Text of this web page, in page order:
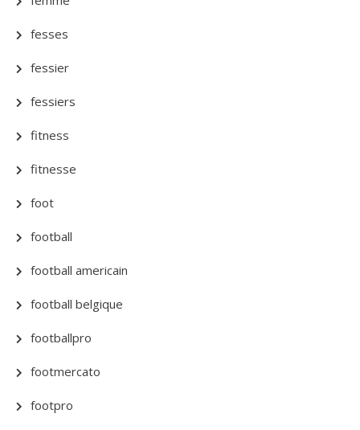
fesses
fessier
fessiers
fitness
fitnesse
foot
football
football americain
football belgique
footballpro
footmercato
footpro